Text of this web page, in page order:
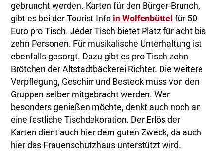
gebruncht werden. Karten für den Bürger-Brunch,
gibt es bei der Tourist-Info in Wolfenbüttel für 50
Euro pro Tisch. Jeder Tisch bietet Platz für acht bis
zehn Personen. Für musikalische Unterhaltung ist
ebenfalls gesorgt. Dazu gibt es pro Tisch zehn
Brötchen der Altstadtbäckerei Richter. Die weitere
Verpflegung, Geschirr und Besteck muss von den
Gruppen selber mitgebracht werden. Wer
besonders genießen möchte, denkt auch noch an
eine festliche Tischdekoration. Der Erlös der
Karten dient auch hier dem guten Zweck, da auch
hier das Frauenschutzhaus unterstützt wird.